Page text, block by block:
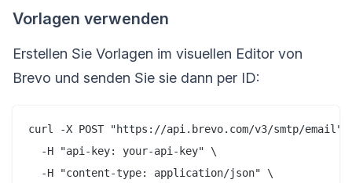
Vorlagen verwenden
Erstellen Sie Vorlagen im visuellen Editor von
Brevo und senden Sie sie dann per ID:
curl -X POST "https://api.brevo.com/v3/smtp/email"
  -H "api-key: your-api-key" \
  -H "content-type: application/json" \